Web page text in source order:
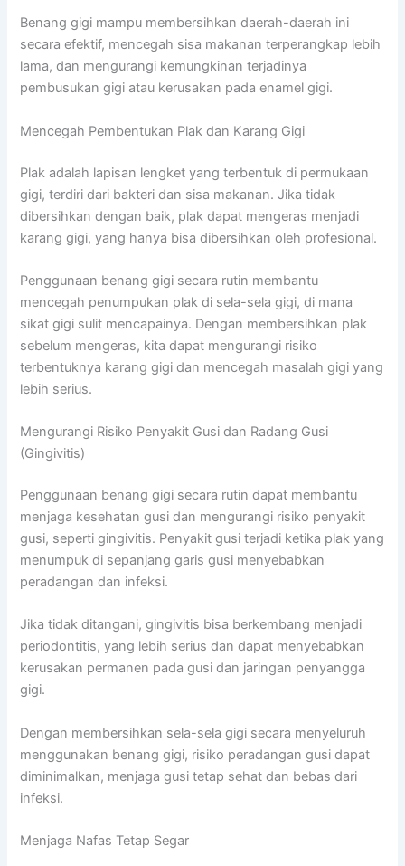
Benang gigi mampu membersihkan daerah-daerah ini
secara efektif, mencegah sisa makanan terperangkap lebih
lama, dan mengurangi kemungkinan terjadinya
pembusukan gigi atau kerusakan pada enamel gigi.
Mencegah Pembentukan Plak dan Karang Gigi
Plak adalah lapisan lengket yang terbentuk di permukaan
gigi, terdiri dari bakteri dan sisa makanan. Jika tidak
dibersihkan dengan baik, plak dapat mengeras menjadi
karang gigi, yang hanya bisa dibersihkan oleh profesional.
Penggunaan benang gigi secara rutin membantu
mencegah penumpukan plak di sela-sela gigi, di mana
sikat gigi sulit mencapainya. Dengan membersihkan plak
sebelum mengeras, kita dapat mengurangi risiko
terbentuknya karang gigi dan mencegah masalah gigi yang
lebih serius.
Mengurangi Risiko Penyakit Gusi dan Radang Gusi
(Gingivitis)
Penggunaan benang gigi secara rutin dapat membantu
menjaga kesehatan gusi dan mengurangi risiko penyakit
gusi, seperti gingivitis. Penyakit gusi terjadi ketika plak yang
menumpuk di sepanjang garis gusi menyebabkan
peradangan dan infeksi.
Jika tidak ditangani, gingivitis bisa berkembang menjadi
periodontitis, yang lebih serius dan dapat menyebabkan
kerusakan permanen pada gusi dan jaringan penyangga
gigi.
Dengan membersihkan sela-sela gigi secara menyeluruh
menggunakan benang gigi, risiko peradangan gusi dapat
diminimalkan, menjaga gusi tetap sehat dan bebas dari
infeksi.
Menjaga Nafas Tetap Segar